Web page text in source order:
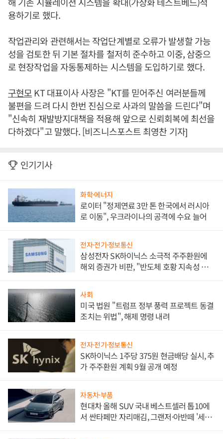
용하기로 했다.
작업관리와 관련해서는 작업단계별로 오류가 발생할 가능
성을 검토한 뒤 기본 절차를 철저히 준수하고 이중, 삼중으
로 현장작업을 자동통제하는 시스템을 도입하기로 했다.
구현모KT 대표이사 사장은 "KT를 믿어주신 여러분들께
불편을 드려 다시 한번 진심으로 사과의 말씀을 드린다"며
"신속히 재발방지대책을 적용해 앞으로 신뢰회복에 최선을
다하겠다"고 말했다. [비즈니스포스트 최영찬 기자]
인기기사
화학·에너지
로이터 "정제연료 3만 톤 한국에서 러시아
로 이동", 우크라이나의 공격에 수요 늘어
전자·전기·정보통신
삼성전자 SK하이닉스 소극적 주주환원에
해외 증권가 비판, "반도체 호황 지속성 의
사회
미국 법원 "트럼프 정부 풍력 프로젝트 동결
조치는 위법", 해제 명령 내려
전자·전기·정보통신
SK하이닉스 1주당 375원 현금배당 실시, 추
가 주주환원 계획 9월 공개 예정
자동차·부품
현대차 올해 SUV 국내 베스트셀러 톱10에
서 싼타페만 자리매김, 그랜저·아반떼 '세단